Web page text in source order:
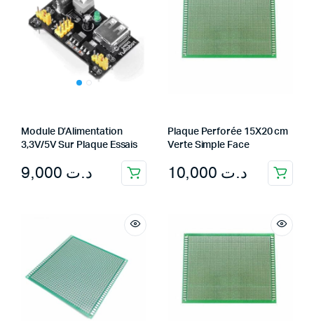
Module D’Alimentation
3,3V/5V Sur Plaque Essais
د.ت
Plaque Perforée 15X20 cm
Verte Simple Face
د.ت